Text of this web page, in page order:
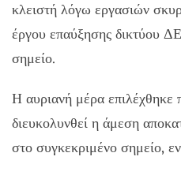
κλειστή λόγω εργασιών
έργου επαύξησης δικτύου
σημείο.
Η αυριανή μέρα επιλέχθηκε
διευκολυνθεί η άμεση
στο συγκεκριμένο σημείο,